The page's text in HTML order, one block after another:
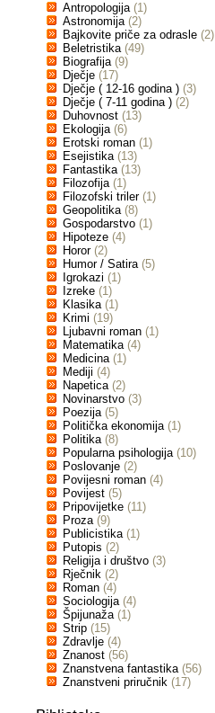
Antropologija (1)
Astronomija (2)
Bajkovite priče za odrasle (2)
Beletristika (49)
Biografija (9)
Dječje (17)
Dječje ( 12-16 godina ) (3)
Dječje ( 7-11 godina ) (2)
Duhovnost (13)
Ekologija (6)
Erotski roman (1)
Esejistika (13)
Fantastika (13)
Filozofija (1)
Filozofski triler (1)
Geopolitika (8)
Gospodarstvo (1)
Hipoteze (4)
Horor (2)
Humor / Satira (5)
Igrokazi (1)
Izreke (1)
Klasika (1)
Krimi (19)
Ljubavni roman (1)
Matematika (4)
Medicina (1)
Mediji (4)
Napetica (2)
Novinarstvo (3)
Poezija (5)
Politička ekonomija (1)
Politika (8)
Popularna psihologija (10)
Poslovanje (2)
Povijesni roman (4)
Povijest (5)
Pripovijetke (11)
Proza (9)
Publicistika (1)
Putopis (2)
Religija i društvo (3)
Rječnik (2)
Roman (4)
Sociologija (4)
Špijunaža (1)
Strip (15)
Zdravlje (4)
Znanost (56)
Znanstvena fantastika (56)
Znanstveni priručnik (17)